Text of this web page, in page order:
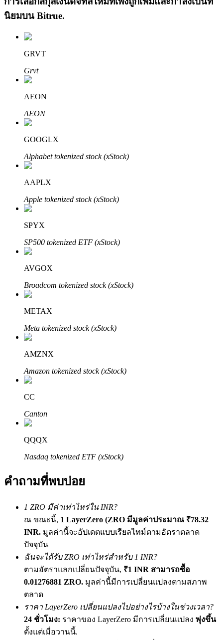
เรียนรู้ Staking
เรียนรู้เกี่ยวกับการสร้างรายได้แบบพาสซีฟ
มากถึง 65% คอมมิชชั่น!
เชิญเพื่อนเพื่อรับรางวัลเงินสด
Deposit CASHCAT & Win
Deposit CASHCAT & Win
Share 500000 CASHCAT prize pool
Exclusive for BitMart Users
นิยมบน Bitrue.
GRVT
Grvt
AEON
AEON
GOOGLX
Alphabet tokenized stock (xStock)
AAPLX
Apple tokenized stock (xStock)
SPYX
SP500 tokenized ETF (xStock)
AVGOX
Broadcom tokenized stock (xStock)
METAX
Meta tokenized stock (xStock)
AMZNX
Amazon tokenized stock (xStock)
CC
Canton
QQQX
Nasdaq tokenized ETF (xStock)
คำถามที่พบบ่อย
1 ZRO มีค่าเท่าไหร่ใน INR?
ณ ขณะนี้, 1 LayerZero (ZRO มีมูลค่าประมาณ ₹78.32
INR. มูลค่านี้จะอัปเดตแบบเรียลไทม์ตามอัตราตลาด
ปัจจุบัน
ฉันจะได้รับ ZRO เท่าไหร่สำหรับ 1 INR?
ตามอัตราแลกเปลี่ยนปัจจุบัน, ₹1 INR สามารถซื้อ
0.01276881 ZRO. มูลค่านี้มีการเปลี่ยนแปลงตามสภาพ
ตลาด
ราคา LayerZero เปลี่ยนแปลงไปอย่างไรบ้างในช่วงเวลา?
24 ชั่วโมง: ราคาของ LayerZero มีการเปลี่ยนแปลง พุ่งขึ้น
ตั้งแต่เมื่อวานนี้.